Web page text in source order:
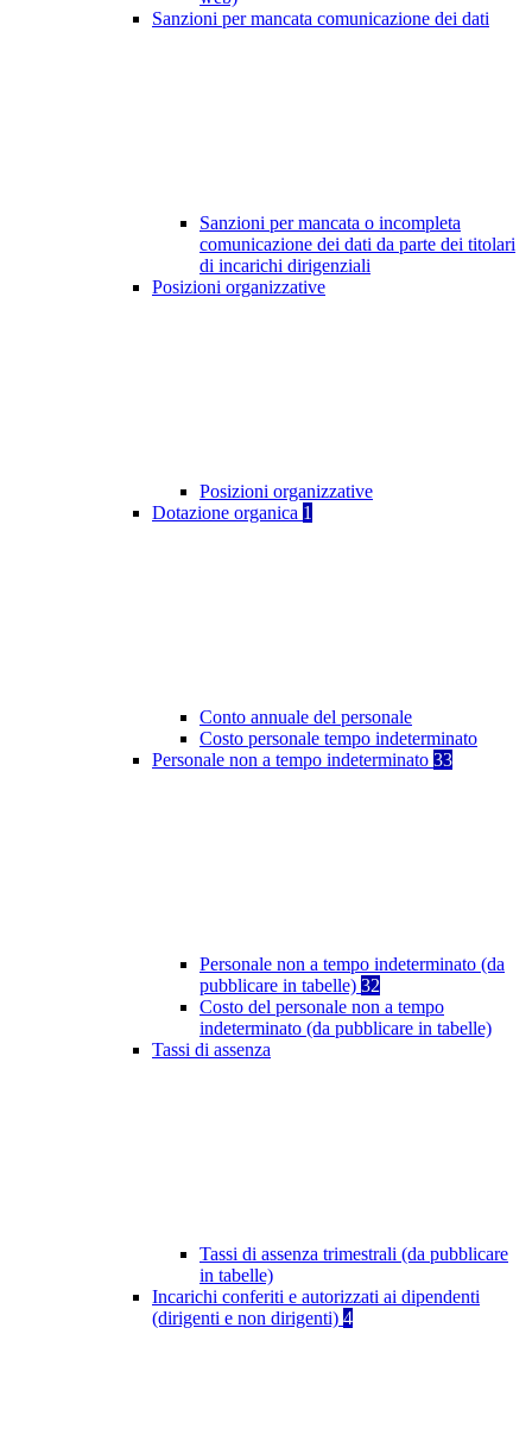
Sanzioni per mancata comunicazione dei dati
Sanzioni per mancata o incompleta
comunicazione dei dati da parte dei titolari
di incarichi dirigenziali
Posizioni organizzative
Posizioni organizzative
Dotazione organica 1
Conto annuale del personale
Costo personale tempo indeterminato
Personale non a tempo indeterminato 33
Personale non a tempo indeterminato (da
pubblicare in tabelle) 32
Costo del personale non a tempo
indeterminato (da pubblicare in tabelle)
Tassi di assenza
Tassi di assenza trimestrali (da pubblicare
in tabelle)
Incarichi conferiti e autorizzati ai dipendenti
(dirigenti e non dirigenti) 4